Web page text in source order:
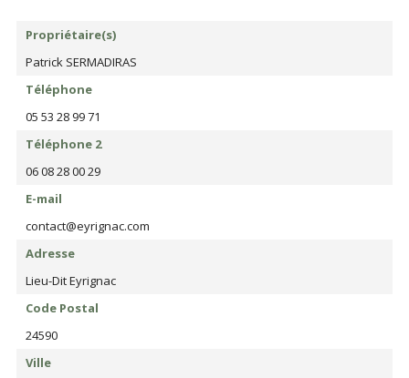
Propriétaire(s)
Patrick SERMADIRAS
Téléphone
05 53 28 99 71
Téléphone 2
06 08 28 00 29
E-mail
contact@eyrignac.com
Adresse
Lieu-Dit Eyrignac
Code Postal
24590
Ville